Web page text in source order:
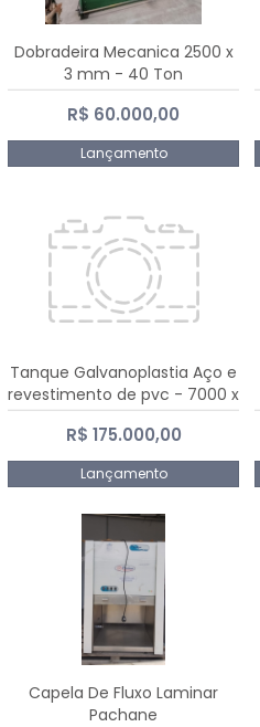
Dobradeira Mecanica 2500 x
3 mm - 40 Ton
R$ 60.000,00
Lançamento
Tanque Galvanoplastia Aço e
revestimento de pvc - 7000 x
2200 mm
R$ 175.000,00
Lançamento
Capela De Fluxo Laminar
Pachane